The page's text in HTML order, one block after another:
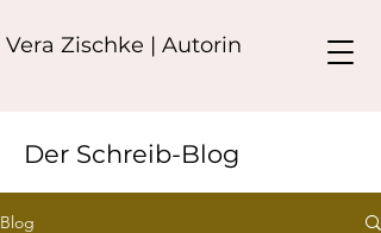
Vera Zischke | Autorin
Der Schreib-Blog
Blog